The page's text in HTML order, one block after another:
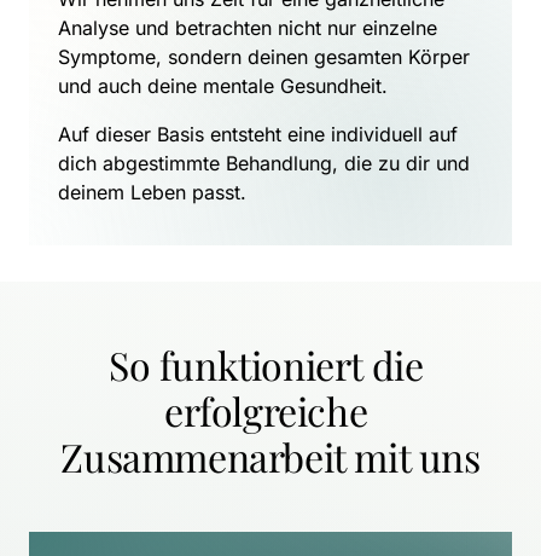
Analyse und betrachten nicht nur einzelne
Symptome, sondern deinen gesamten Körper
und auch deine mentale Gesundheit.
Auf dieser Basis entsteht eine individuell auf
dich abgestimmte Behandlung, die zu dir und
deinem Leben passt.
So funktioniert die
erfolgreiche
Zusammenarbeit mit uns